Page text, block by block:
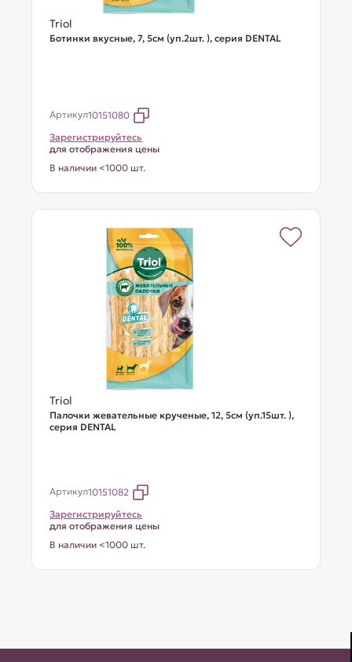
Triol
Ботинки вкусные, 7, 5см (уп.2шт. ), серия DENTAL
Артикул10151080
Зарегистрируйтесь
для отображения цены
В наличии <1000 шт.
Triol
Палочки жевательные крученые, 12, 5см (уп.15шт. ),
серия DENTAL
Артикул10151082
Зарегистрируйтесь
для отображения цены
В наличии <1000 шт.